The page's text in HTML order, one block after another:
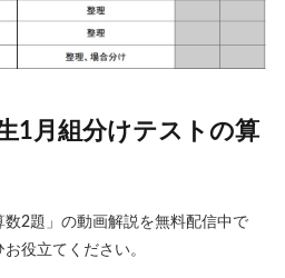
1月組分けテストの算
2題」の動画解説を無料配信中で
役立てください。